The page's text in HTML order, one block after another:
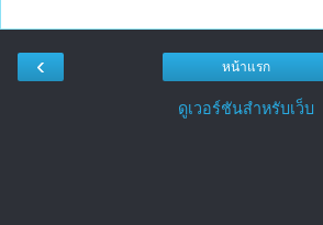
‹ หน้าแรก
ดูเวอร์ชันสำหรับเว็บ